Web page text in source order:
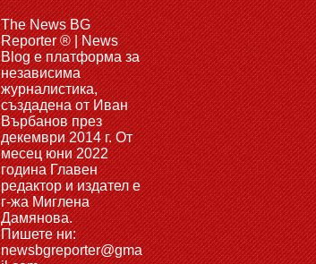
The News BG
Reporter ® | News
Blog e платформа за
независима
журналистика,
създадена от Иван
Върбанов през
декември 2014 г. От
месец юни 2022
година Главен
редактор и издател е
г-жа Миглена
Дамянова.
Пишете ни:
newsbgreporter@gma